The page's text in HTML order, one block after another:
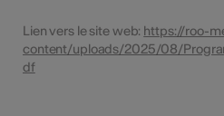
Lien vers le site web: https://roo-
content/uploads/2025/08/
df